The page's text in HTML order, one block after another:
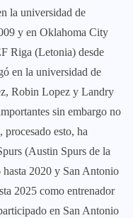
la universidad de
y en Oklahoma City
Riga (Letonia) desde
en la universidad de
Robin Lopez y Landry
sin embargo no
procesado esto, ha
(Austin Spurs de la
2020 y San Antonio
2025 como entrenador
en San Antonio